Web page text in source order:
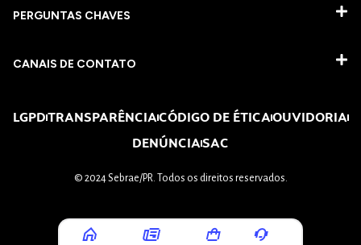
PERGUNTAS CHAVES​
CANAIS DE CONTATO
LGPDTRANSPARÊNCIACÓDIGO DE ÉTICAOUVIDORIA
DENÚNCIASAC
© 2024 Sebrae/PR. Todos os direitos reservados.